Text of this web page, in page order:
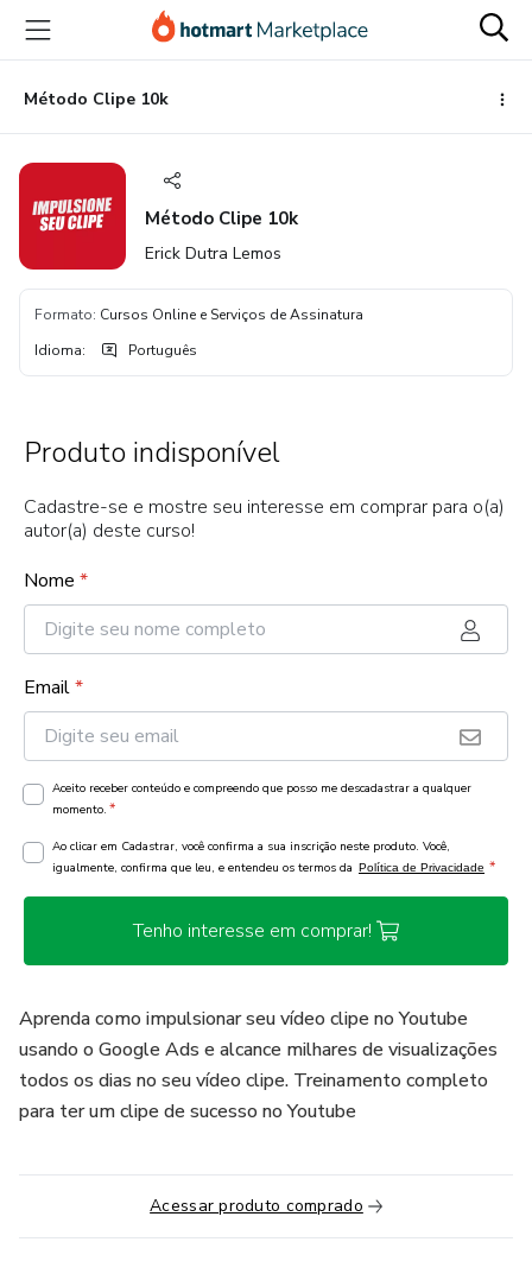
para
conteúdo
principal
para
pagamento
para
rodapéMétodo Clipe 10k
Método Clipe 10k
Erick Dutra Lemos
Formato: Cursos Online e Serviços de Assinatura
Idioma: Português
Produto indisponível
Cadastre-se e mostre seu interesse em comprar para o(a)
autor(a) deste curso!
Nome *
Email*
Aceito receber conteúdo e compreendo que posso me descadastrar a qualquer
momento. *
Ao clicar em Cadastrar, você confirma a sua inscrição neste produto. Você,
igualmente, confirma que leu, e entendeu os termos da Política de Privacidade *
Tenho interesse em comprar!
Aprenda como impulsionar seu vídeo clipe no Youtube
usando o Google Ads e alcance milhares de visualizações
todos os dias no seu vídeo clipe. Treinamento completo
para ter um clipe de sucesso no Youtube
Acessar produto comprado